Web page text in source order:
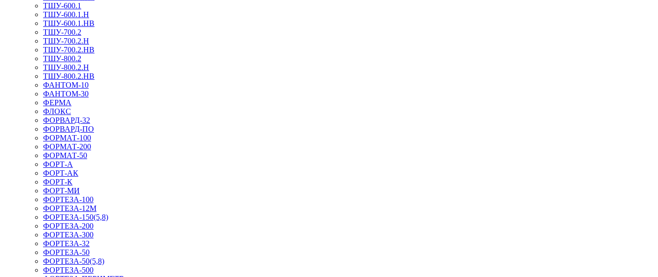
ТШУ-600.1
ТШУ-600.1.Н
ТШУ-600.1.НВ
ТШУ-700.2
ТШУ-700.2.Н
ТШУ-700.2.НВ
ТШУ-800.2
ТШУ-800.2.Н
ТШУ-800.2.НВ
ФАНТОМ-10
ФАНТОМ-30
ФЕРМА
ФЛОКС
ФОРВАРД-32
ФОРВАРД-ПО
ФОРМАТ-100
ФОРМАТ-200
ФОРМАТ-50
ФОРТ-А
ФОРТ-АК
ФОРТ-К
ФОРТ-МИ
ФОРТЕЗА-100
ФОРТЕЗА-12М
ФОРТЕЗА-150(5,8)
ФОРТЕЗА-200
ФОРТЕЗА-300
ФОРТЕЗА-32
ФОРТЕЗА-50
ФОРТЕЗА-50(5,8)
ФОРТЕЗА-500